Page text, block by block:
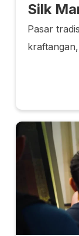
Silk
Pasar